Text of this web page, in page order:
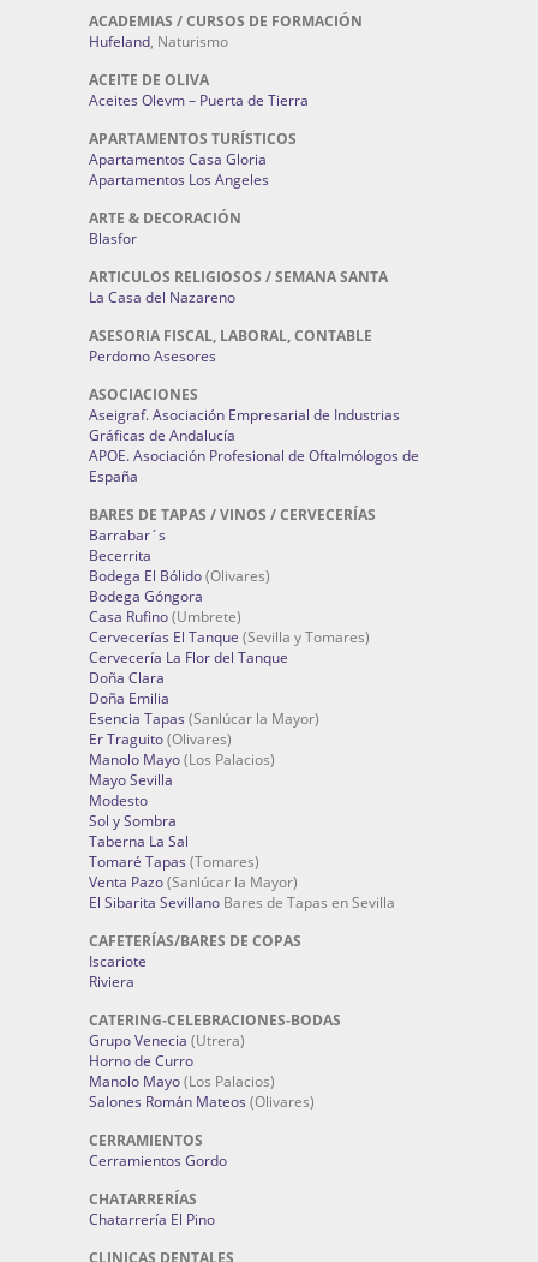
ACADEMIAS / CURSOS DE FORMACIÓN
Hufeland, Naturismo
ACEITE DE OLIVA
Aceites Olevm – Puerta de Tierra
APARTAMENTOS TURÍSTICOS
Apartamentos Casa Gloria
Apartamentos Los Angeles
ARTE & DECORACIÓN
Blasfor
ARTICULOS RELIGIOSOS / SEMANA SANTA
La Casa del Nazareno
ASESORIA FISCAL, LABORAL, CONTABLE
Perdomo Asesores
ASOCIACIONES
Aseigraf. Asociación Empresarial de Industrias
Gráficas de Andalucía
APOE. Asociación Profesional de Oftalmólogos de
España
BARES DE TAPAS / VINOS / CERVECERÍAS
Barrabar´s
Becerrita
Bodega El Bólido(Olivares)
Bodega Góngora
Casa Rufino(Umbrete)
Cervecerías El Tanque (Sevilla y Tomares)
Cervecería La Flor del Tanque
Doña Clara
Doña Emilia
Esencia Tapas (Sanlúcar la Mayor)
Er Traguito(Olivares)
Manolo Mayo(Los Palacios)
Mayo Sevilla
Modesto
Sol y Sombra
Taberna La Sal
Tomaré Tapas (Tomares)
Venta Pazo(Sanlúcar la Mayor)
El Sibarita Sevillano Bares de Tapas en Sevilla
CAFETERÍAS/BARES DE COPAS
Iscariote
Riviera
CATERING-CELEBRACIONES-BODAS
Grupo Venecia (Utrera)
Horno de Curro
Manolo Mayo(Los Palacios)
Salones Román Mateos (Olivares)
CERRAMIENTOS
Cerramientos Gordo
CHATARRERÍAS
Chatarrería El Pino
CLINICAS DENTALES